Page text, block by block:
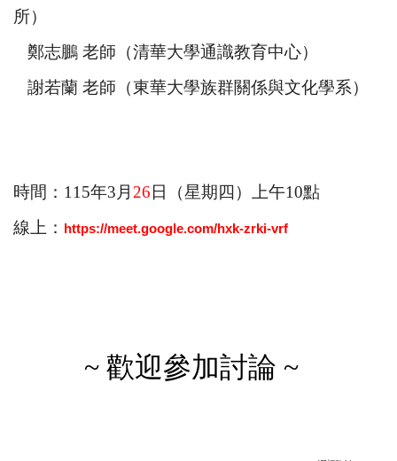
所）
鄭志鵬 老師（清華大學通識教育中心）
謝若蘭 老師（東華大學族群關係與文化學系）
時間：115年3月 26日（星期四）上午10點
線上：
https://meet.google.com/hxk-zrki-vrf
~ 歡迎參加討論 ~